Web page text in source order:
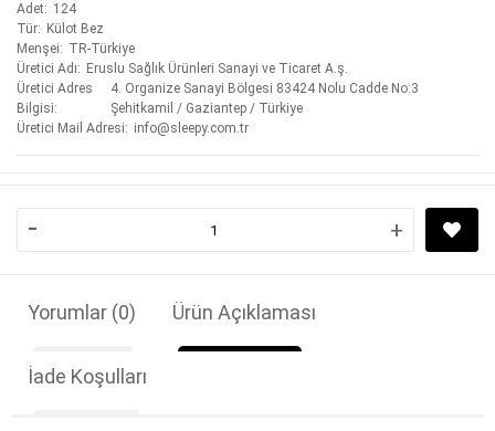
Adet
124
Tür
Külot Bez
Menşei
TR-Türkiye
Üretici Adı
Eruslu Sağlık Ürünleri Sanayi ve Ticaret A.ş.
Üretici Adres
Bilgisi
4. Organize Sanayi Bölgesi 83424 Nolu Cadde No:3
Şehitkamil / Gaziantep / Türkiye
Üretici Mail Adresi
info@sleepy.com.tr
- +
Yorumlar (0) Ürün Açıklaması
İade Koşulları